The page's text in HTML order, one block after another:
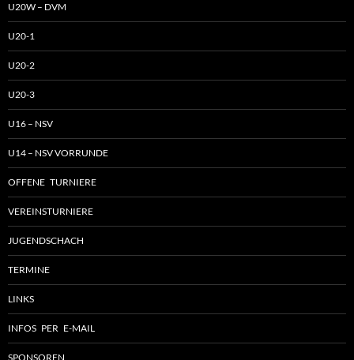
U20W – DVM
U20-1
U20-2
U20-3
U16 – NSV
U14 – NSV VORRUNDE
OFFENE TURNIERE
VEREINSTURNIERE
JUGENDSCHACH
TERMINE
LINKS
INFOS PER E-MAIL
SPONSOREN